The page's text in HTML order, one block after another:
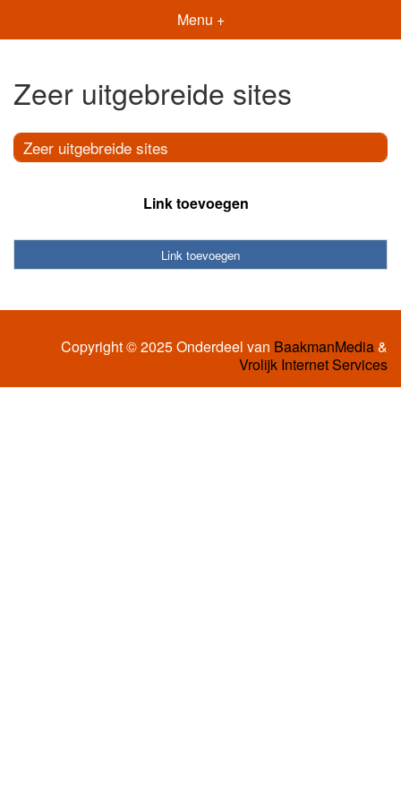
Menu +
Zeer uitgebreide sites
Zeer uitgebreide sites
Link toevoegen
Link toevoegen
Copyright © 2025 Onderdeel van BaakmanMedia&
Vrolijk Internet Services